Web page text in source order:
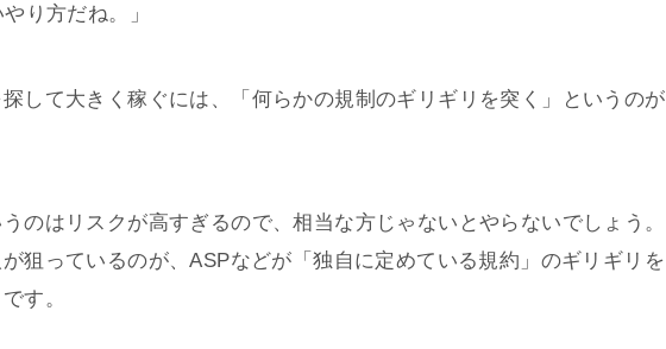
り方だね。」
して大きく稼ぐには、「何らかの規制のギリギリを突く」というのが
のはリスクが高すぎるので、相当な方じゃないとやらないでしょう。
狙っているのが、ASPなどが「独自に定めている規約」のギリギリを
す。